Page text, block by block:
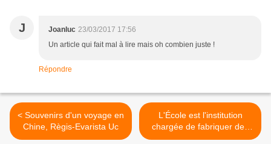
J Joanluc 23/03/2017 17:56
Un article qui fait mal à lire mais oh combien juste !
Répondre
< Souvenirs d'un voyage en
Chine, Règis-Evarista Uc
L'École est l'institution
chargée de fabriquer des
Français : Robert Redeker